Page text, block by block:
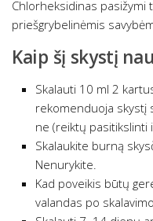
Chlorheksidinas
priešgrybelinėmis
Kaip šį skystį
Skalauti 10 ml 2
rekomenduoja skystį
ne (reiktų pasitikslinti
Skalaukite burną
Nenurykite.
Kad poveikis būtų
valandas po